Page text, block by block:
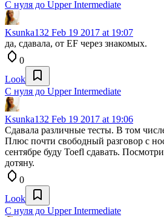
С нуля до Upper Intermediate
Ksunka132 Feb 19 2017 at 19:07
да, сдавала, от EF через знакомых.
0
Look
С нуля до Upper Intermediate
Ksunka132 Feb 19 2017 at 19:06
Сдавала различные тесты. В том
Плюс почти свободный разговор с
сентябре буду Toefl сдавать.
дотяну.
0
Look
С нуля до Upper Intermediate